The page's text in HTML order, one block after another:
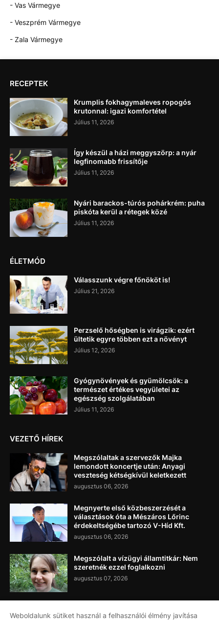
- Vas Vármegye
- Veszprém Vármegye
- Zala Vármegye
RECEPTEK
Krumplis fokhagymaleves ropogós
krutonnal: igazi komfortétel
Július 11, 2026
Így készül a házi meggyszörp: a nyár
legfinomabb frissítője
Július 11, 2026
Nyári barackos-túrós pohárkrém: puha
piskóta kerül a rétegek közé
Július 11, 2026
ÉLETMÓD
Válasszunk végre főnököt is!
Július 21, 2026
Perzselő hőségben is virágzik: ezért
ültetik egyre többen ezt a növényt
Július 12, 2026
Gyógynövények és gyümölcsök: a
természet értékes vegyületei az
egészség szolgálatában
Július 11, 2026
VEZETŐ HÍREK
Megszólaltak a szervezők Majka
lemondott koncertje után: Anyagi
veszteség kétségkívül keletkezett
augusztus 06, 2026
Megnyerte első közbeszerzését a
választások óta a Mészáros Lőrinc
érdekeltségébe tartozó V-Híd Kft.
augusztus 06, 2026
Megszólalt a vízügyi államtitkár: Nem
szeretnék ezzel foglalkozni
augusztus 07, 2026
Weboldalunk sütiket használ a felhasználói élmény javítása